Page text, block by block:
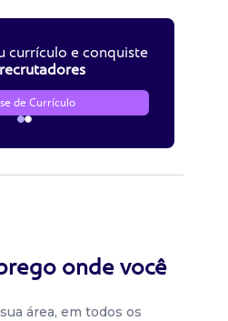
currículo e conquiste
de Currículo
onde você
área, em todos os